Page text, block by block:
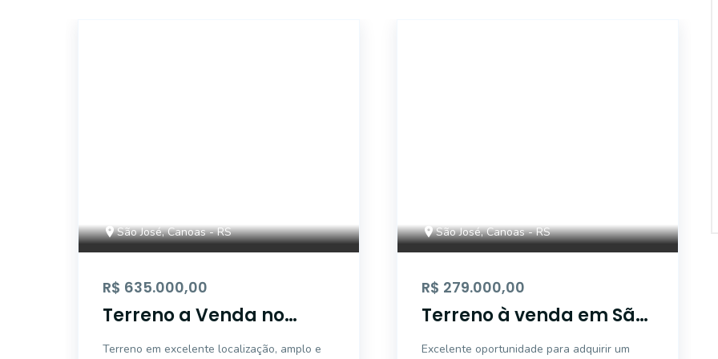
São José, Canoas - RS
R$ 635.000,00
Terreno a Venda no
bairro São José -
Terreno em excelente localização, amplo e
São José, Canoas - RS
R$ 279.000,00
Terreno à venda em São
José, Canoas
Excelente oportunidade para adquirir um